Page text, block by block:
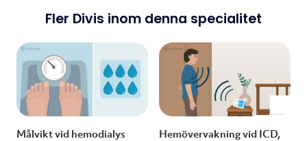
Fler Divis inom denna specialitet
Målvikt vid hemodialys
Hemövervakning vid ICD,